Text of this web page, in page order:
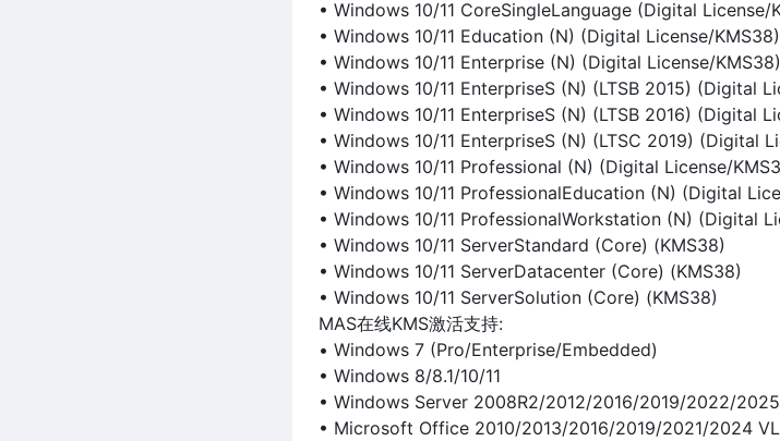
• Windows 10/11 CoreSingleLanguage (Digital License/
• Windows 10/11 Education (N) (Digital License/KMS38)
• Windows 10/11 Enterprise (N) (Digital License/KMS38)
• Windows 10/11 EnterpriseS (N) (LTSB 2015) (Digital
• Windows 10/11 EnterpriseS (N) (LTSB 2016) (Digital
• Windows 10/11 EnterpriseS (N) (LTSC 2019) (Digital
• Windows 10/11 Professional (N) (Digital License/
• Windows 10/11 ProfessionalEducation (N) (Digital
• Windows 10/11 ProfessionalWorkstation (N) (Digital
• Windows 10/11 ServerStandard (Core) (KMS38)
• Windows 10/11 ServerDatacenter (Core) (KMS38)
• Windows 10/11 ServerSolution (Core) (KMS38)
MAS在线KMS激活支持:
• Windows 7 (Pro/Enterprise/Embedded)
• Windows 8/8.1/10/11
• Windows Server 2008R2/2012/2016/2019/2022/2025
• Microsoft Office 2010/2013/2016/2019/2021/2024 VL